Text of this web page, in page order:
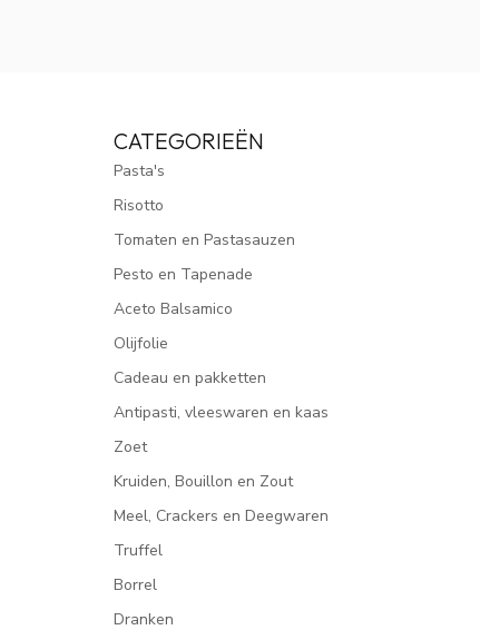
CATEGORIEËN
Pasta's
Risotto
Tomaten en Pastasauzen
Pesto en Tapenade
Aceto Balsamico
Olijfolie
Cadeau en pakketten
Antipasti, vleeswaren en kaas
Zoet
Kruiden, Bouillon en Zout
Meel, Crackers en Deegwaren
Truffel
Borrel
Dranken